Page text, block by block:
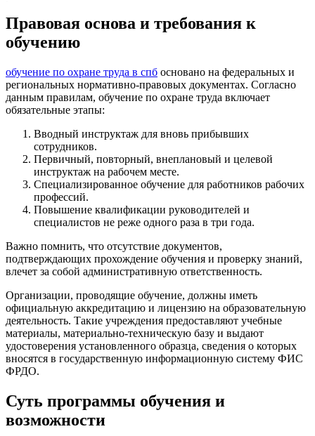
Правовая основа и требования к
обучению
обучение по охране труда в спб основано на федеральных и
региональных нормативно-правовых документах. Согласно
данным правилам, обучение по охране труда включает
обязательные этапы:
Вводный инструктаж для вновь прибывших
сотрудников.
Первичный, повторный, внеплановый и целевой
инструктаж на рабочем месте.
Специализированное обучение для работников рабочих
профессий.
Повышение квалификации руководителей и
специалистов не реже одного раза в три года.
Важно помнить, что отсутствие документов,
подтверждающих прохождение обучения и проверку знаний,
влечет за собой административную ответственность.
Организации, проводящие обучение, должны иметь
официальную аккредитацию и лицензию на образовательную
деятельность. Такие учреждения предоставляют учебные
материалы, материально-техническую базу и выдают
удостоверения установленного образца, сведения о которых
вносятся в государственную информационную систему ФИС
ФРДО.
Суть программы обучения и
возможности